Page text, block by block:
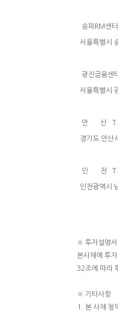
송파RM센
서울특별시
광진금융
서울특별시
안 산 T.
경기도 안산
인 천 T.
인천광역시
※ 투자설명
본사채에 투
32조에 따라
※ 기타사항
1. 본 사채 청